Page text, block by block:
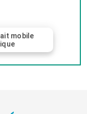
mobile